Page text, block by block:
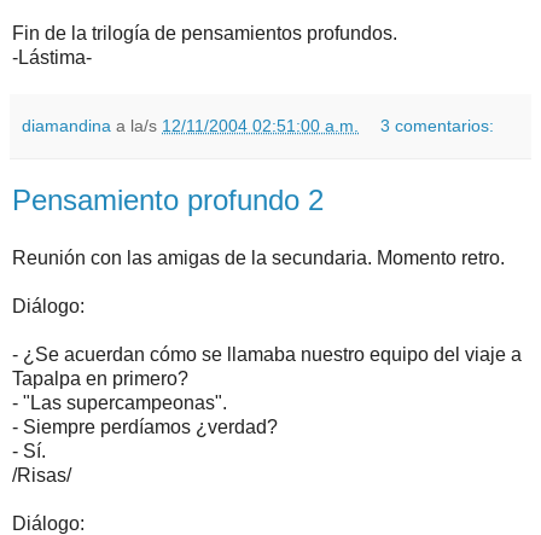
Fin de la trilogía de pensamientos profundos.
-Lástima-
diamandina a la/s 12/11/2004 02:51:00 a.m. 3 comentarios:
Pensamiento profundo 2
Reunión con las amigas de la secundaria. Momento retro.
Diálogo:
- ¿Se acuerdan cómo se llamaba nuestro equipo del viaje a
Tapalpa en primero?
- "Las supercampeonas".
- Siempre perdíamos ¿verdad?
- Sí.
/Risas/
Diálogo: